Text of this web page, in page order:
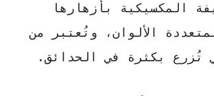
المكسيكية بأزهارها
الألوان، وتُعتبر من
تُزرع بكثرة في الحدائق.